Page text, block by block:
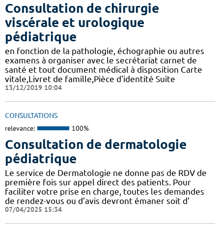
Consultation de chirurgie
viscérale et urologique
pédiatrique
en fonction de la pathologie, échographie ou autres
examens à organiser avec le secrétariat carnet de
santé et tout document médical à disposition Carte
vitale,Livret de famille,Pièce d'identité Suite
13/12/2019 10:04
CONSULTATIONS
relevance: 100%
Consultation de dermatologie
pédiatrique
Le service de Dermatologie ne donne pas de RDV de
première fois sur appel direct des patients. Pour
faciliter votre prise en charge, toutes les demandes
de rendez-vous ou d’avis devront émaner soit d’
07/04/2025 15:34